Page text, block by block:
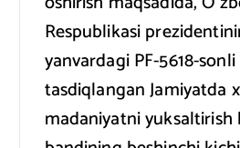
Respublikasi
yanvardagi PF-5618-
tasdiqlangan Jamiyatda
madaniyatni yuksaltirish